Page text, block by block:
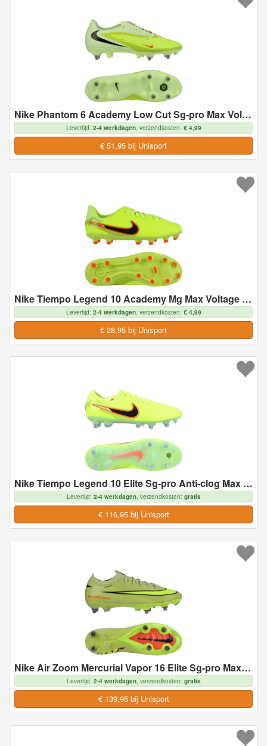
Nike Phantom 6 Academy Low Cut Sg-pro Max Voltage - Geel/zwart/oranje - Soft Ground (Sg), maat 43
Levertijd: 2-4 werkdagen, verzendkosten: € 4,99
€ 51,95 bij Unisport
Nike Tiempo Legend 10 Academy Mg Max Voltage - Neon/zwart Kids - Multi Ground (Mg), maat 38
Levertijd: 2-4 werkdagen, verzendkosten: € 4,99
€ 28,95 bij Unisport
Nike Tiempo Legend 10 Elite Sg-pro Anti-clog Max Voltage - Neon/zwart - Soft Ground (Sg), maat 41
Levertijd: 2-4 werkdagen, verzendkosten: gratis
€ 116,95 bij Unisport
Nike Air Zoom Mercurial Vapor 16 Elite Sg-pro Max Voltage - Geel/neon/oranje - Soft Ground (Sg), maat 40½
Levertijd: 2-4 werkdagen, verzendkosten: gratis
€ 139,95 bij Unisport